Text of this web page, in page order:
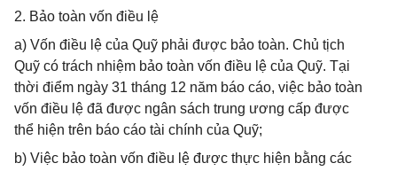
2. Bảo toàn vốn điều lệ
a) Vốn điều lệ của Quỹ phải được bảo toàn. Chủ tịch
Quỹ có trách nhiệm bảo toàn vốn điều lệ của Quỹ. Tại
thời điểm ngày 31 tháng 12 năm báo cáo, việc bảo toàn
vốn điều lệ đã được ngân sách trung ương cấp được
thể hiện trên báo cáo tài chính của Quỹ;
b) Việc bảo toàn vốn điều lệ được thực hiện bằng các